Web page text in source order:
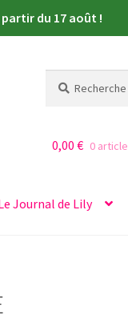
du 17 août !
pour :
Journal de Lily
0,00 € 0 article